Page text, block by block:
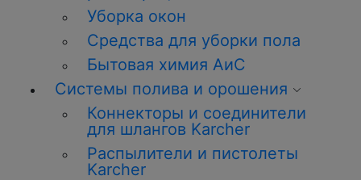
Уборка окон
Средства для уборки пола
Бытовая химия АиС
Системы полива и орошения
Коннекторы и соединители
для шлангов Karcher
Распылители и пистолеты
Karcher